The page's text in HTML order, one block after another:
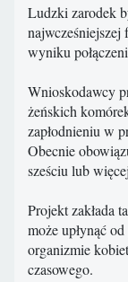
Ludzki zarodek
najwcześniejszej
wyniku
Wnioskodawcy
żeńskich
zapłodnieniu w
Obecnie
sześciu lub
Projekt zakłada
może upłynąć
organizmie
czasowego.